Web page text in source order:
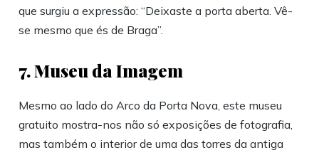
que surgiu a expressão: “Deixaste a porta aberta. Vê-
se mesmo que és de Braga”.
7. Museu da Imagem
Mesmo ao lado do Arco da Porta Nova, este museu
gratuito mostra-nos não só exposições de fotografia,
mas também o interior de uma das torres da antiga